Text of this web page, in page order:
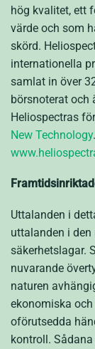
hög kvalitet, ett
värde och som
skörd.
internationella
samlat in över
börsnoterat och
Heliospectras
New Technology
Uttalanden i
uttalanden i
säkerhetslagar.
nuvarande
naturen
ekonomiska
oförutsedda
kontroll.